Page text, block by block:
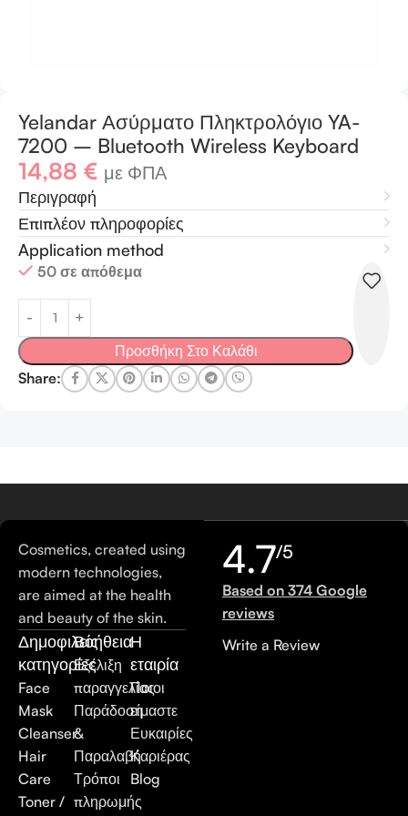
Yelandar Ασύρματο Πληκτρολόγιο YA-
7200 – Bluetooth Wireless Keyboard
14,88 € με ΦΠΑ
Περιγραφή
Επιπλέον πληροφορίες
Application method
50 σε απόθεμα
Προσθήκη Στο Καλάθι
Share:
Cosmetics, created using
modern technologies,
are aimed at the health
and beauty of the skin.
Δημοφιλείς
κατηγορίες
Face
Mask
Cleanser
Hair
Care
Toner /
Βοήθεια
Εξέλιξη
παραγγελίας
Παράδοση
&
Παραλαβή
Τρόποι
πληρωμής
Η
εταιρία
Ποιοι
είμαστε
Ευκαιρίες
Καριέρας
Blog
4.7/5
Based on 374 Google
reviews
Write a Review